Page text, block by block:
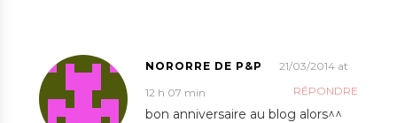
NORORRE DE P&P
21/03/2014 at
12 h 07 min
RÉPONDRE
bon anniversaire au blog alors^^